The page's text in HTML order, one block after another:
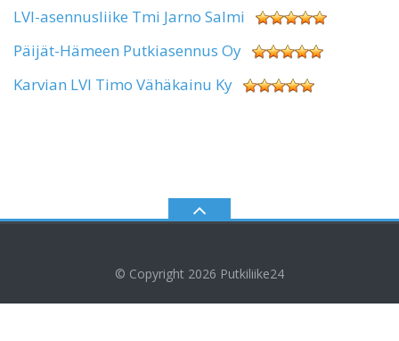
LVI-asennusliike Tmi Jarno Salmi
Päijät-Hämeen Putkiasennus Oy
Karvian LVI Timo Vähäkainu Ky
© Copyright 2026 Putkiliike24